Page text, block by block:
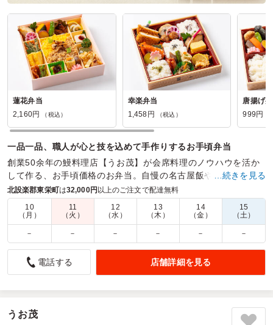
蓮花弁当
2,160円
（税込）
幸楽弁当
1,458円
（税込）
唐揚げ
999円
一品一品、職人が心と技を込めて手作りするお手頃弁当
創業50余年の鰻料理店【うお茂】が会席料理のノウハウを活か
して作る、お手頃価格のお弁当。自慢の名古屋飯や和食はもち
ろん、職人が作るハンバーグも絶品です。
商品数： 締切日時： 2日前12:00 価格帯：
999円～2,916円
配達時間：
10:00～17:00
お肉が柔らかいと好評
4.0
が人気で、お肉が冷めていても柔らかくておいしいと好評で
…続きを見る
北設楽郡東栄町は32,000円以上のご注文で配達無料
10
（月）
11
（火）
12
（水）
13
（木）
14
（金）
15
（土）
－ － － － － －
電話する 店舗詳細を見る
うお茂